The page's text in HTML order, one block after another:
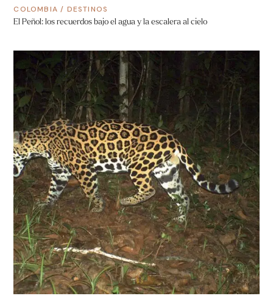
COLOMBIA / DESTINOS
El Peñol: los recuerdos bajo el agua y la escalera al cielo